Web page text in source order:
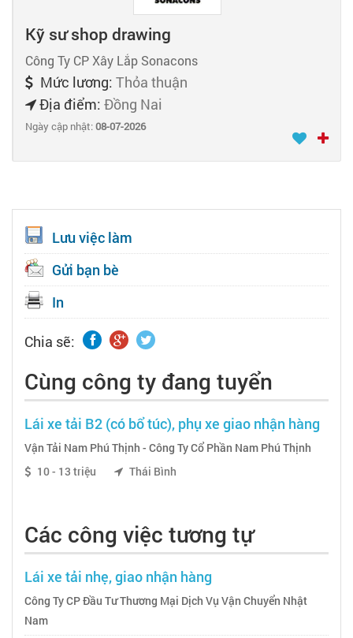
Kỹ sư shop drawing
Công Ty CP Xây Lắp Sonacons
Mức lương: Thỏa thuận
Địa điểm: Đồng Nai
Ngày cập nhật:08-07-2026
Lưu việc làm
Gửi bạn bè
In
Chia sẽ:
Cùng công ty đang tuyển
Lái xe tải B2 (có bổ túc), phụ xe giao nhận hàng
Vận Tải Nam Phú Thịnh - Công Ty Cổ Phần Nam Phú Thịnh
10 - 13 triệu
Thái Bình
Các công việc tương tự
Lái xe tải nhẹ, giao nhận hàng
Công Ty CP Đầu Tư Thương Mại Dịch Vụ Vận Chuyển Nhật
Nam